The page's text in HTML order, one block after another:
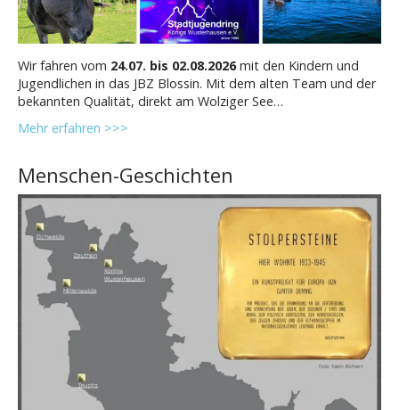
Wir fahren vom 24.07. bis 02.08.2026mit den Kindern und
Jugendlichen in das JBZ Blossin. Mit dem alten Team und der
bekannten Qualität, direkt am Wolziger See…
Mehr erfahren >>>
Menschen-Geschichten